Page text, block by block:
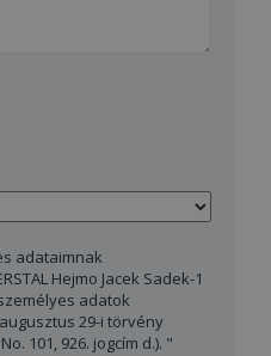
adataimnak
Hejmo Jacek Sadek-1
adatok
29-i törvény
101, 926. jogcím d.). "